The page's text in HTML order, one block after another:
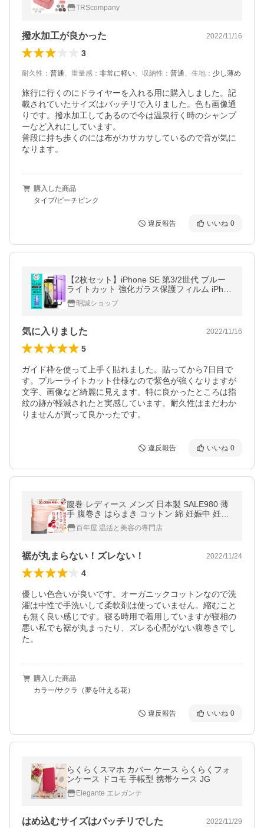
TRScompany
撥水加工が良かった 2022/11/16
3
耐久性 ： 普通、 重量感 ： 非常に軽い、 収納性 ： 普通、 生地 ： 少し薄め
旅行に行くのにドライヤーを入れる用に購入しました。記
載されていたサイズはバッチリで入りました。色も画像通
りです。撥水加工してあるので今は温泉行く時のシャンプ
ーなど入れにしています。
普段に持ち歩くのには布がカサカサしているので音が気に
なります。
購入した商品
タイプ/ピーチピンク
違反報告 いいね 0
【2枚セット】iPhone SE 第3/2世代 ブルー
ライトカット 強化ガラス保護フィルム iPhon
e7/8 液晶画面保護シート 目に優しい 強化ガ
ラス保護シール 9H硬度 耐衝撃
明誠ショップ
気に入りました 2022/11/16
5
ガイド枠を使って上手く貼れました。貼ってから7日目で
す。ブルーライトカット仕様なので紫色が強くなりますが
文字、画像など綺麗に見えます。特に良かったところは指
紋の跡が軽減されたと実感しています。耐久性はまだわか
りませんが買って良かったです。
違反報告 いいね 0
腹巻 レディース メンズ 日本製 SALE980 薄
手 腹巻き はらまき コットン 綿 妊娠中 妊婦
大きめ ハラマキ
百年屋 温活と美容の専門店
裾が丸まらない！ズレない！ 2022/11/24
4
優しい色合いが良いです。オーガニックコットンなので洗
濯は中性で手洗いして柔軟剤は使っていません。縮むこと
も無く良い感じです。寝る時用で着用していますが寝相の
悪い私でも裾が丸まったり、ズレる心配がない腹巻きでし
た。
購入した商品
カラー/サクラ（夢を叶える花）
違反報告 いいね 0
らくらくスマホ カバー ケース らくらくフォ
ンケース ドコモ 手帳型 携帯ケース JG
Elegante エレガンテ
はめ込むサイズはバッチリでした 2022/11/29